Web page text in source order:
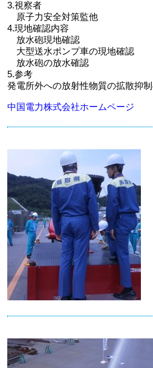
3.視察者
原子力安全対策監他
4.現地確認内容
放水砲現地確認
大型送水ポンプ車の現地確認
放水砲の放水確認
5.参考
発電所外への放射性物質の拡散抑制
中国電力株式会社ホームページ